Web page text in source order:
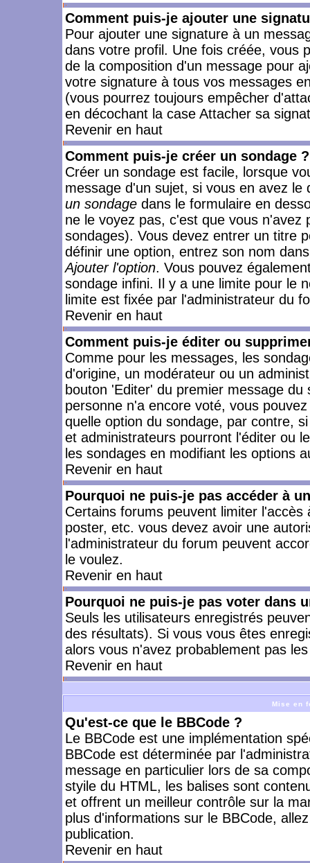
Comment puis-je ajouter une
Pour ajouter une signature à un
dans votre profil. Une fois créée, vous
de la composition d'un message pour
votre signature à tous vos messages
(vous pourrez toujours empêcher
en décochant la case Attacher sa
Revenir en haut
Comment puis-je créer un sondage ?
Créer un sondage est facile, lorsque
message d'un sujet, si vous en avez
un sondage dans le formulaire en
ne le voyez pas, c'est que vous
sondages). Vous devez entrer un titre
définir une option, entrez son nom
Ajouter l'option. Vous pouvez
sondage infini. Il y a une limite pour le
limite est fixée par l'administrateur du
Revenir en haut
Comment puis-je éditer ou
Comme pour les messages, les
d'origine, un modérateur ou un
bouton 'Editer' du premier message
personne n'a encore voté, vous
quelle option du sondage, par contre,
et administrateurs pourront l'éditer ou
les sondages en modifiant les options
Revenir en haut
Pourquoi ne puis-je pas accéder à
Certains forums peuvent limiter
poster, etc. vous devez avoir une
l'administrateur du forum peuvent
le voulez.
Revenir en haut
Pourquoi ne puis-je pas voter dans
Seuls les utilisateurs enregistrés
des résultats). Si vous vous êtes
alors vous n'avez probablement pas
Revenir en haut
Mise en
Qu'est-ce que le BBCode ?
Le BBCode est une implémentation
BBCode est déterminée par
message en particulier lors de sa
styile du HTML, les balises sont
et offrent un meilleur contrôle sur la
plus d'informations sur le BBCode,
publication.
Revenir en haut